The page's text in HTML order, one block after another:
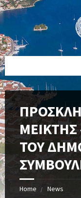
ΜΕΙΚΤΗΣ
ΤΟΥ
Home News